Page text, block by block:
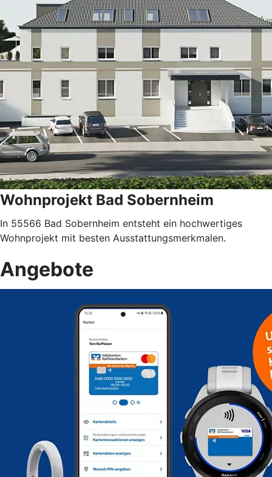
Wohnprojekt Bad Sobernheim
In 55566 Bad Sobernheim entsteht ein hochwertiges
Wohnprojekt mit besten Ausstattungsmerkmalen.
Angebote